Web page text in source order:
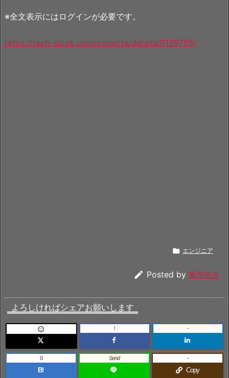
※全文表示にはログインが必要です。
https://tech-stock.com/projects/details/0139705/
 エンジニア
 Posted by 案件担当
よろしければシェアお願いします
 ! -
B!
0 Send
Copy
-